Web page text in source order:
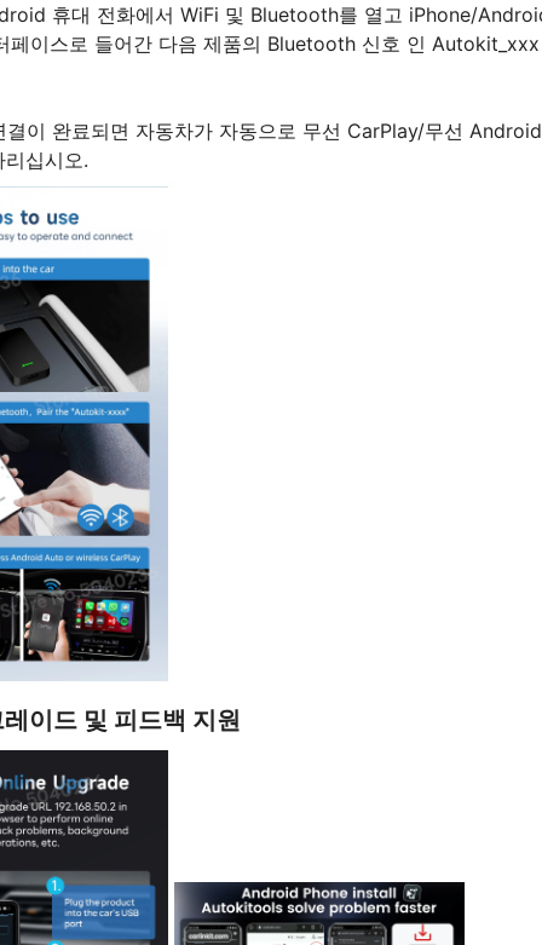
휴대 전화에서 WiFi 및 Bluetooth를 열고 iPhone/
페이스로 들어간 다음 제품의 Bluetooth 신호 인
이 완료되면 자동차가 자동으로 무선 CarPlay/무선
십시오.
이드 및 피드백 지원